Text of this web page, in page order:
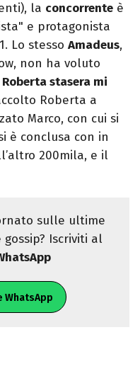
la concorrente è
e protagonista
Lo stesso Amadeus,
non ha voluto
stasera mi
Roberta a
Marco, con cui si
è conclusa con in
200mila, e il
sulle ultime
gossip? Iscriviti al
WhatsApp